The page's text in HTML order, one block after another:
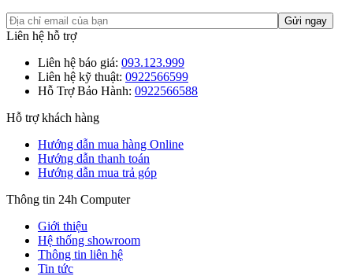
Liên hệ hỗ trợ
Liên hệ báo giá: 093.123.999
Liên hệ kỹ thuật: 0922566599
Hỗ Trợ Bảo Hành: 0922566588
Hỗ trợ khách hàng
Hướng dẫn mua hàng Online
Hướng dẫn thanh toán
Hướng dẫn mua trả góp
Thông tin 24h Computer
Giới thiệu
Hệ thống showroom
Thông tin liên hệ
Tin tức